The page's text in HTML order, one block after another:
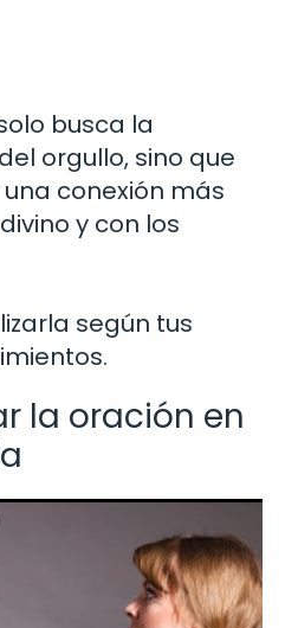
busca la
orgullo, sino que
conexión más
y con los
según tus
la oración en